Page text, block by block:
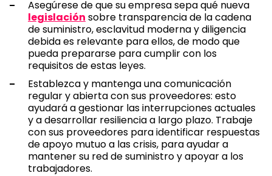
Asegúrese de que su empresa sepa qué nueva
legislación sobre transparencia de la cadena
de suministro, esclavitud moderna y diligencia
debida es relevante para ellos, de modo que
pueda prepararse para cumplir con los
requisitos de estas leyes.
Establezca y mantenga una comunicación
regular y abierta con sus proveedores: esto
ayudará a gestionar las interrupciones actuales
y a desarrollar resiliencia a largo plazo. Trabaje
con sus proveedores para identificar respuestas
de apoyo mutuo a las crisis, para ayudar a
mantener su red de suministro y apoyar a los
trabajadores.